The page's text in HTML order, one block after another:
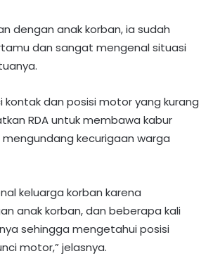
dengan anak korban, ia sudah
dan sangat mengenal situasi
kontak dan posisi motor yang kurang
RDA untuk membawa kabur
kecurigaan warga
keluarga korban karena
anak korban, dan beberapa kali
sehingga mengetahui posisi
motor,” jelasnya.